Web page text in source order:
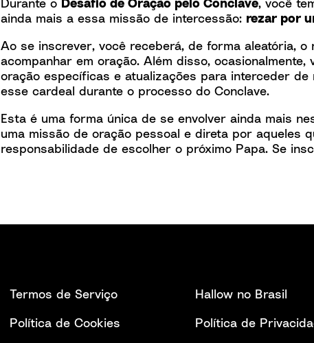
ainda mais a essa missão de intercessão: rezar por
Ao se inscrever, você receberá, de forma aleatória, o
acompanhar em oração. Além disso,
oração específicas e atualizações para interceder
esse cardeal durante o processo do Conclave.
Esta é uma forma única de se envolver ainda mais
uma missão de oração pessoal e direta por aqueles
responsabilidade de escolher o próximo Papa. Se
Termos de Serviço
Hallow no Brasil
Política de Cookies
Política de